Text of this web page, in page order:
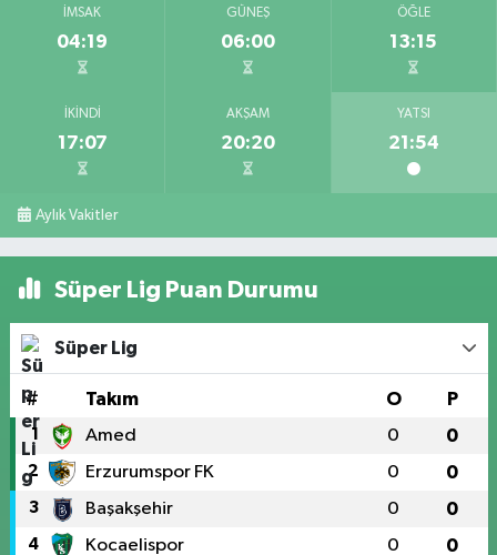
İMSAK
04:19
GÜNEŞ
06:00
ÖĞLE
13:15
İKINDI
17:07
AKŞAM
20:20
YATSI
21:54
Aylık Vakitler
Süper Lig Puan Durumu
Süper Lig
# Takım O P
1 Amed 0 0
2 Erzurumspor FK 0 0
3 Başakşehir 0 0
4 Kocaelispor 0 0